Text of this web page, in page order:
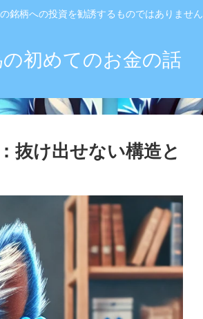
銘柄への投資を勧誘するものではありません
初めてのお金の話
抜け出せない構造と